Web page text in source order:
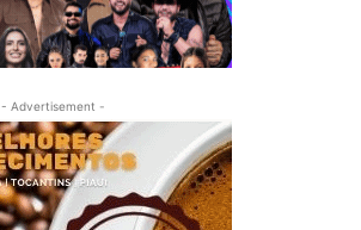
- Advertisement -